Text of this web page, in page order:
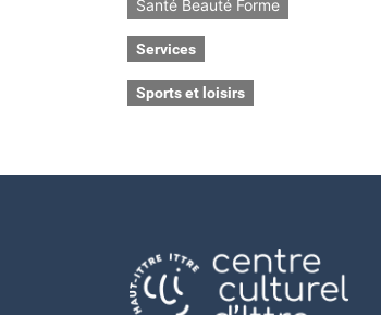
Santé Beauté Forme
Services
Sports et loisirs